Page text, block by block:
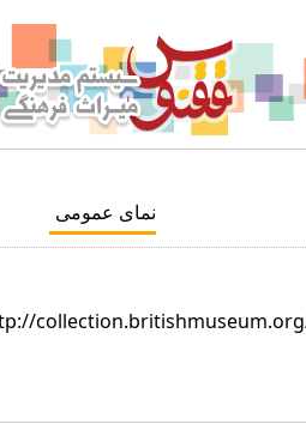
نمای عمومی